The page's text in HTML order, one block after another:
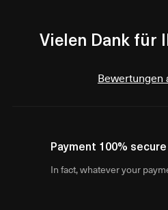
Vielen Dank für
Bewertungen
Payment 100% secure
In fact, whatever your